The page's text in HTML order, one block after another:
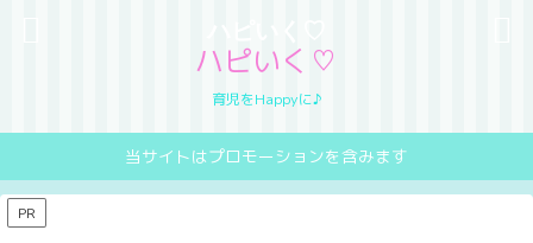
ハピいく♡
育児をHappyに♪
当サイトはプロモーションを含みます
PR